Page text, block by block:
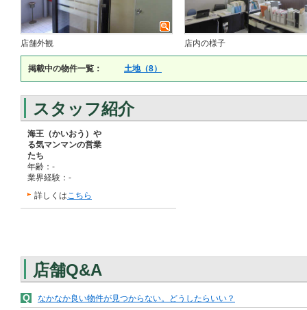
店舗外観 店内の様子
掲載中の物件一覧： 土地（8）
スタッフ紹介
海王（かいおう）や
る気マンマンの営業
たち
年齢：-
業界経験：-
詳しくはこちら
店舗Q&A
Q なかなか良い物件が見つからない。どうしたらいい？